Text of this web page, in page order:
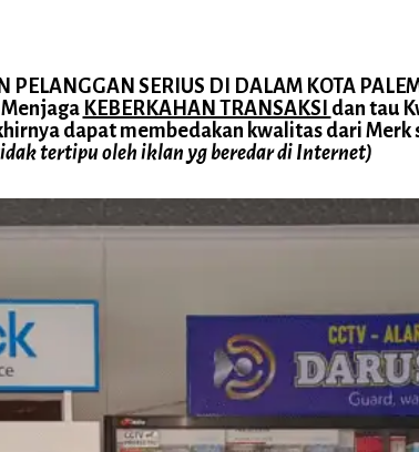
PELANGGAN SERIUS DI DALAM KOTA
KEBERKAHAN TRANSAKSI dan tau
dapat membedakan kwalitas dari Merk
tertipu oleh iklan yg beredar di Internet)